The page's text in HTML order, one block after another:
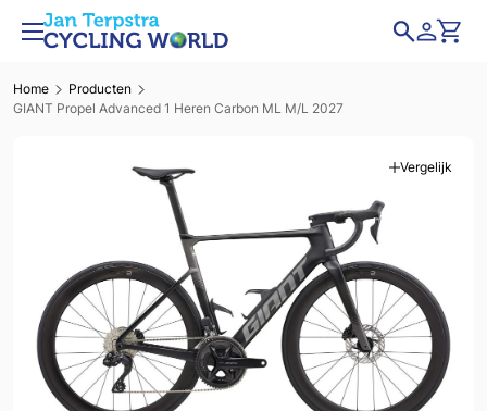
Home
Producten
GIANT Propel Advanced 1 Heren Carbon ML M/L 2027
Vergelijk